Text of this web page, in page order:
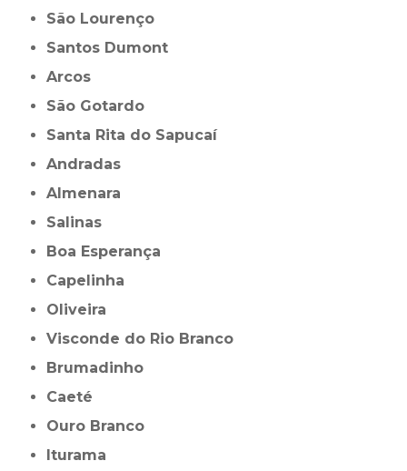
São Lourenço
Santos Dumont
Arcos
São Gotardo
Santa Rita do Sapucaí
Andradas
Almenara
Salinas
Boa Esperança
Capelinha
Oliveira
Visconde do Rio Branco
Brumadinho
Caeté
Ouro Branco
Iturama